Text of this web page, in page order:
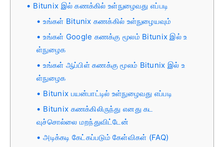
Bitunix இல் கணக்கில் உள்நுழைவது எப்படி
உங்கள் Bitunix கணக்கில் உள்நுழையவும்
உங்கள் Google கணக்கு மூலம் Bitunix இல் உ
ள்நுழைக
உங்கள் ஆப்பிள் கணக்கு மூலம் Bitunix இல் உ
ள்நுழைக
Bitunix பயன்பாட்டில் உள்நுழைவது எப்படி
Bitunix கணக்கிலிருந்து எனது கட
வுச்சொல்லை மறந்துவிட்டேன்
அடிக்கடி கேட்கப்படும் கேள்விகள் (FAQ)